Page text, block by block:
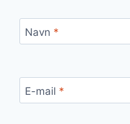
Navn *
E-mail *